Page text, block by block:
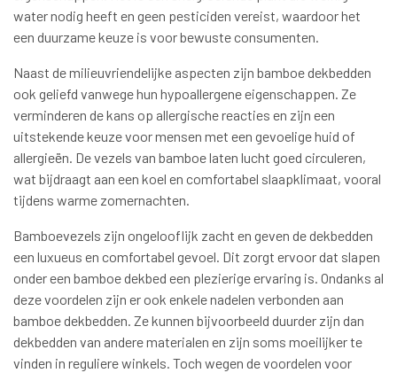
water nodig heeft en geen pesticiden vereist, waardoor het
een duurzame keuze is voor bewuste consumenten.
Naast de milieuvriendelijke aspecten zijn bamboe dekbedden
ook geliefd vanwege hun hypoallergene eigenschappen. Ze
verminderen de kans op allergische reacties en zijn een
uitstekende keuze voor mensen met een gevoelige huid of
allergieën. De vezels van bamboe laten lucht goed circuleren,
wat bijdraagt aan een koel en comfortabel slaapklimaat, vooral
tijdens warme zomernachten.
Bamboevezels zijn ongelooflijk zacht en geven de dekbedden
een luxueus en comfortabel gevoel. Dit zorgt ervoor dat slapen
onder een bamboe dekbed een plezierige ervaring is. Ondanks al
deze voordelen zijn er ook enkele nadelen verbonden aan
bamboe dekbedden. Ze kunnen bijvoorbeeld duurder zijn dan
dekbedden van andere materialen en zijn soms moeilijker te
vinden in reguliere winkels. Toch wegen de voordelen voor